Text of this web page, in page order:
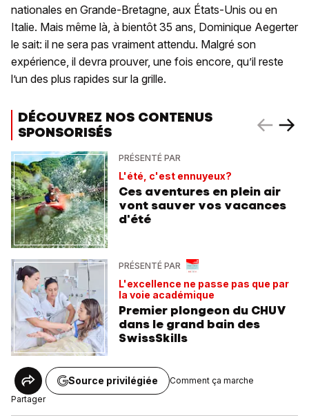
nationales en Grande-Bretagne, aux États-Unis ou en
Italie. Mais même là, à bientôt 35 ans, Dominique Aegerter
le sait: il ne sera pas vraiment attendu. Malgré son
expérience, il devra prouver, une fois encore, qu’il reste
l’un des plus rapides sur la grille.
DÉCOUVREZ NOS CONTENUS
SPONSORISÉS
PRÉSENTÉ PAR
L'été, c'est ennuyeux?
Ces aventures en plein air
vont sauver vos vacances
d'été
PRÉSENTÉ PAR
L'excellence ne passe pas que par
la voie académique
Premier plongeon du CHUV
dans le grand bain des
SwissSkills
Partager
Source privilégiée Comment ça marche